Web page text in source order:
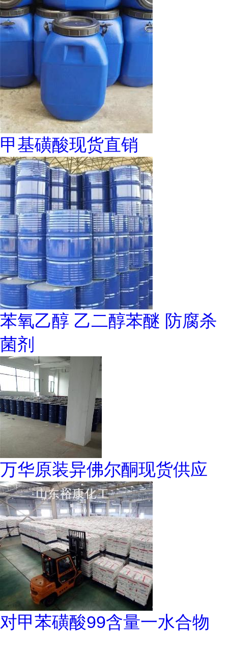
甲基磺酸现货直销
苯氧乙醇 乙二醇苯醚 防腐杀
菌剂
万华原装异佛尔酮现货供应
对甲苯磺酸99含量一水合物